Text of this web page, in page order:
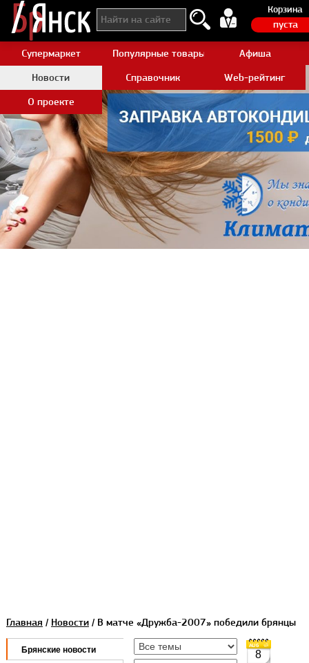
Корзина
пуста
Супермаркет Популярные товары AliexpressАфиша
Новости
Справочник
Web-рейтинг
О проекте
Главная / Новости/ В матче «Дружба-2007» победили брянцы
Брянские новости 8